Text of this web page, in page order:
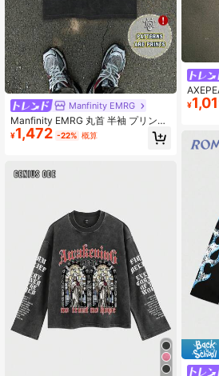
Manfinity EMRG
Manfinity EMRG 丸首 半袖 プリント
カジュアルTシャツ、友人用
¥1,472 -22% 概算
ストー
秋、
¥